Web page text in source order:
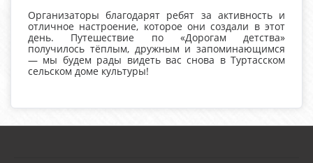
Организаторы благодарят ребят за активность и
отличное настроение, которое они создали в этот
день. Путешествие по «Дорогам детства»
получилось тёплым, дружным и запоминающимся
— мы будем рады видеть вас снова в Туртасском
сельском доме культуры!